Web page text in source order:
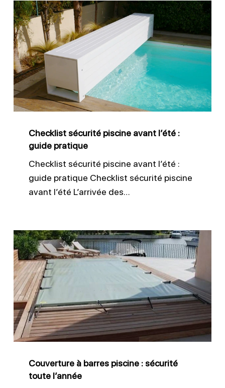
Checklist
sécurité
piscine
avant
l’été
:
guide
Checklist sécurité piscine avant l’été :
guide pratique
Checklist sécurité piscine avant l’été :
guide pratique Checklist sécurité piscine
avant l’été L’arrivée des…
Couverture
à
barres
piscine
:
sécurité
toute
Couverture à barres piscine : sécurité
toute l’année